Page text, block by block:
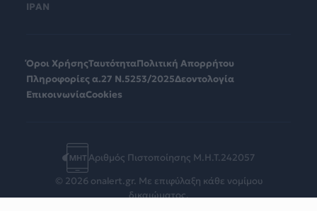
ΙΡΑΝ
Όροι ΧρήσηςΤαυτότηταΠολιτική Απορρήτου
Πληροφορίες α.27 Ν.5253/2025Δεοντολογία
ΕπικοινωνίαCookies
Αριθμός Πιστοποίησης Μ.Η.Τ.242057
© 2026 onalert.gr. Με επιφύλαξη κάθε νομίμου
δικαιώματος.